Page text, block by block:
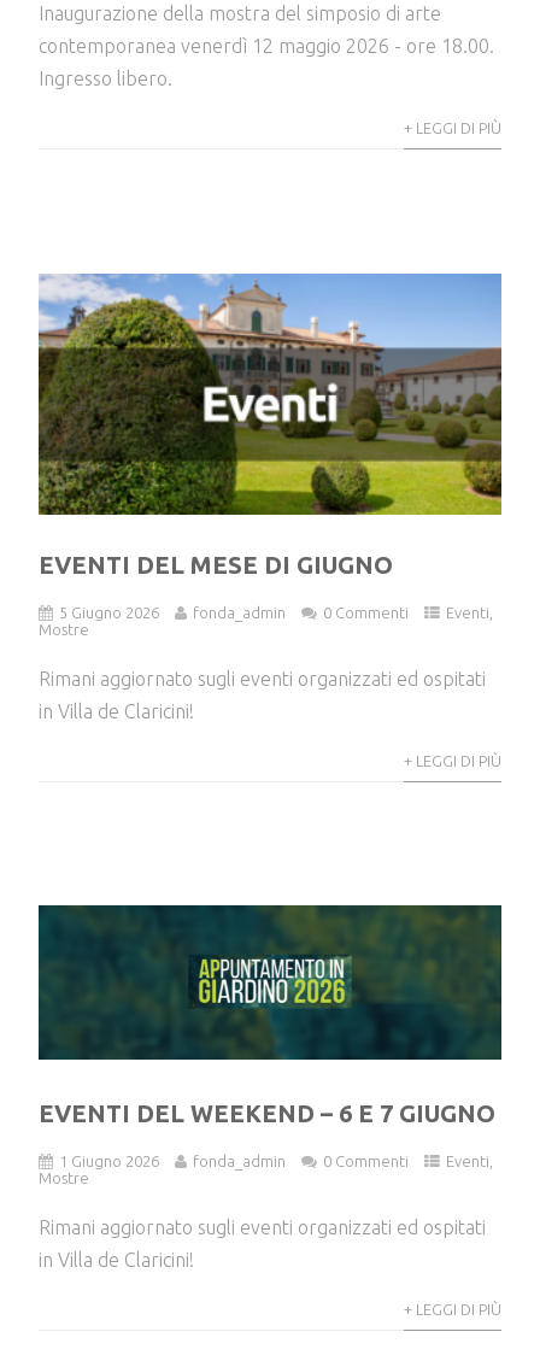
Inaugurazione della mostra del simposio di arte
contemporanea venerdì 12 maggio 2026 - ore 18.00.
Ingresso libero.
+ LEGGI DI PIÙ
EVENTI DEL MESE DI GIUGNO
5 Giugno 2026 fonda_admin 0 Commenti Eventi
Mostre
Rimani aggiornato sugli eventi organizzati ed ospitati
in Villa de Claricini!
+ LEGGI DI PIÙ
EVENTI DEL WEEKEND – 6 E 7 GIUGNO
1 Giugno 2026 fonda_admin 0 Commenti Eventi
Mostre
Rimani aggiornato sugli eventi organizzati ed ospitati
in Villa de Claricini!
+ LEGGI DI PIÙ